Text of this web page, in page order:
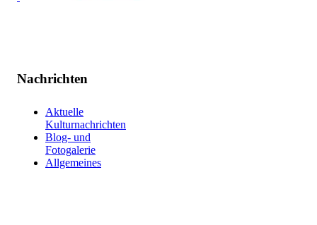
Nachrichten
Aktuelle
Kulturnachrichten
Blog- und
Fotogalerie
Allgemeines